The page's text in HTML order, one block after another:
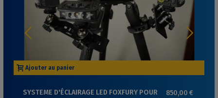
Ajouter au panier
SYSTEME D'ÉCLAIRAGE LED FOXFURY POUR
850,00 €